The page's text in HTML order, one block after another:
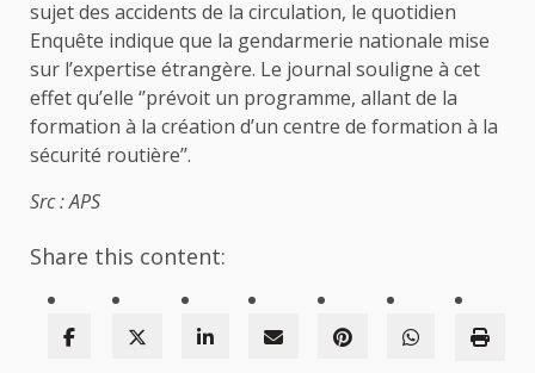
sujet des accidents de la circulation, le quotidien
Enquête indique que la gendarmerie nationale mise
sur l’expertise étrangère. Le journal souligne à cet
effet qu’elle ‘’prévoit un programme, allant de la
formation à la création d’un centre de formation à la
sécurité routière’’.
Src : APS
Share this content: